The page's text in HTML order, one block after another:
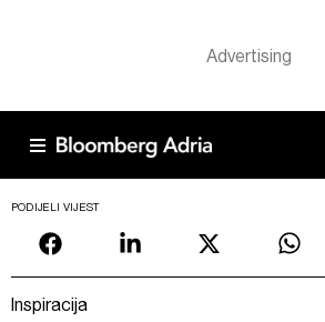
PODIJELI VIJEST
Inspiracija